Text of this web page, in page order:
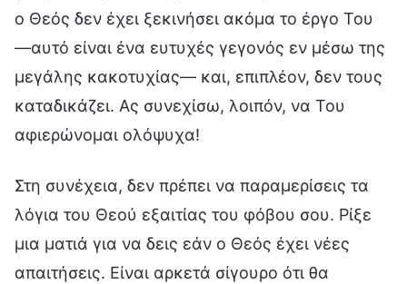
ο Θεός δεν έχει ξεκινήσει ακόμα το έργο Του
—αυτό είναι ένα ευτυχές γεγονός εν μέσω της
μεγάλης κακοτυχίας— και, επιπλέον, δεν τους
καταδικάζει. Ας συνεχίσω, λοιπόν, να Του
αφιερώνομαι ολόψυχα!
Στη συνέχεια, δεν πρέπει να παραμερίσεις τα
λόγια του Θεού εξαιτίας του φόβου σου. Ρίξε
μια ματιά για να δεις εάν ο Θεός έχει νέες
απαιτήσεις. Είναι αρκετά σίγουρο ότι θα